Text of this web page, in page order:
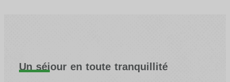
Un séjour en toute tranquillité